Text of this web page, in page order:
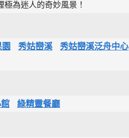
為迷人的奇妙風景！
秀姑巒溪
秀姑巒溪泛舟中心
綠精靈餐廳